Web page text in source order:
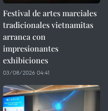
Festival de artes marciales
tradicionales vietnamitas
arranca con
impresionantes
exhibiciones
03/08/2026 04:41